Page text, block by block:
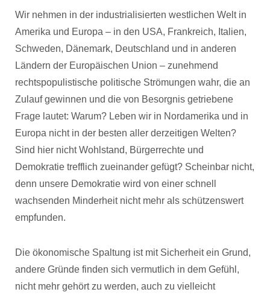
Wir nehmen in der industrialisierten westlichen Welt in
Amerika und Europa – in den USA, Frankreich, Italien,
Schweden, Dänemark, Deutschland und in anderen
Ländern der Europäischen Union – zunehmend
rechtspopulistische politische Strömungen wahr, die an
Zulauf gewinnen und die von Besorgnis getriebene
Frage lautet: Warum? Leben wir in Nordamerika und in
Europa nicht in der besten aller derzeitigen Welten?
Sind hier nicht Wohlstand, Bürgerrechte und
Demokratie trefflich zueinander gefügt? Scheinbar nicht,
denn unsere Demokratie wird von einer schnell
wachsenden Minderheit nicht mehr als schützenswert
empfunden.
Die ökonomische Spaltung ist mit Sicherheit ein Grund,
andere Gründe finden sich vermutlich in dem Gefühl,
nicht mehr gehört zu werden, auch zu vielleicht